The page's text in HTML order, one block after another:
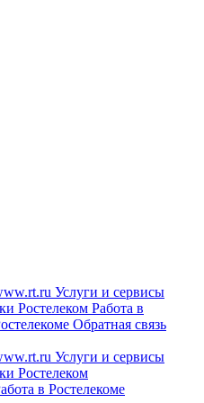
Услуги и сервисы
Ростелеком Работа в
Обратная связь
Услуги и сервисы
Ростелеком
в Ростелекоме